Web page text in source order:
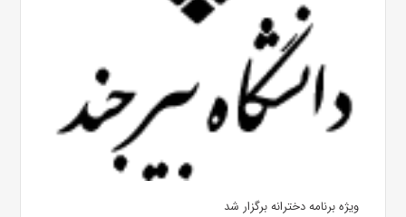
ویژه برنامه دخترانه برگزار شد